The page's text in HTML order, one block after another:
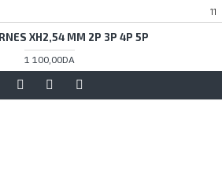
11
XH2,54 MM 2P 3P 4P 5P
1 100,00DA